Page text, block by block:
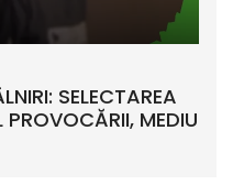
SELECTAREA
PROVOCĂRII, MEDIU